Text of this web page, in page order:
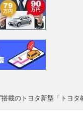
搭載のトヨタ新型「トヨ